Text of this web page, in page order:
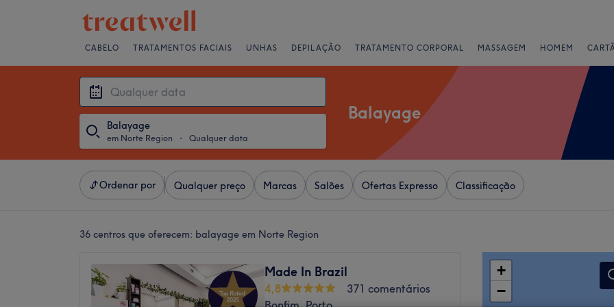
CABELO TRATAMENTOS FACIAIS UNHAS DEPILAÇÃO TRATAMENTO CORPORAL MASSAGEM HOMEM
Balayage
em Norte Region ・ Qualquer data
Balayage
Ordenar por Qualquer preço Marcas Salões Ofertas Expresso Classificação
36 centros que oferecem: balayage em Norte Region
Made In Brazil
4,8
371 comentários
+
−